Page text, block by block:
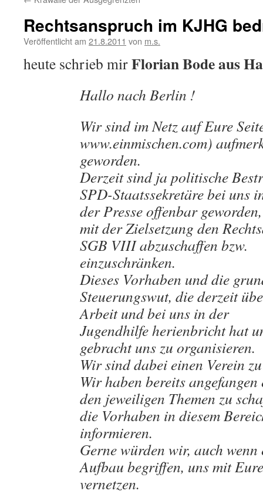
Rechtsanspruch im KJHG
Veröffentlicht am 21.8.2011 von m.s.
heute schrieb mirFlorian Bode aus
Hallo nach Berlin !
Wir sind im Netz auf Eure
www.einmischen.com)
geworden.
Derzeit sind ja politische
SPD-Staatssekretäre bei uns
der Presse offenbar geworden,
mit der Zielsetzung den
SGB VIII abzuschaffen bzw.
einzuschränken.
Dieses Vorhaben und die
Steuerungswut, die derzeit
Arbeit und bei uns in der
Jugendhilfe herienbricht hat
gebracht uns zu organisieren.
Wir sind dabei einen Verein
Wir haben bereits
den jeweiligen Themen zu
die Vorhaben in diesem
informieren.
Gerne würden wir, auch wenn
Aufbau begriffen, uns mit
vernetzen.